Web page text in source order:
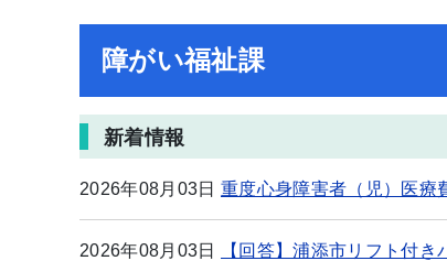
障がい福祉課
新着情報
2026年08月03日 重度心身障害者（児）医療
2026年08月03日
【回答】浦添市リフト付